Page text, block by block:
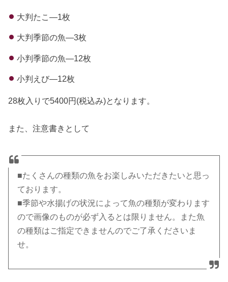
大判たこ―1枚
大判季節の魚―3枚
小判季節の魚―12枚
小判えび―12枚
28枚入りで5400円(税込み)となります。
また、注意書きとして
■たくさんの種類の魚をお楽しみいただきたいと思っ
ております。
■季節や水揚げの状況によって魚の種類が変わります
ので画像のものが必ず入るとは限りません。また魚
の種類はご指定できませんのでご了承くださいま
せ。